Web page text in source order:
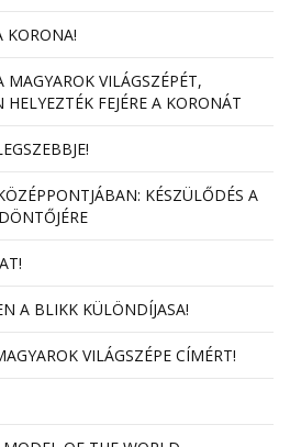
KORONA!
VILÁGSZÉPÉT,
FEJÉRE A KORONÁT
KÉSZÜLŐDÉS A
A BLIKK KÜLÖNDÍJASA!
VILÁGSZÉPE CÍMÉRT!